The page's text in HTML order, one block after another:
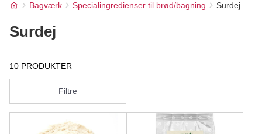
Bagværk Specialingredienser til brød/bagning Surdej
Surdej
10 PRODUKTER
Filtre